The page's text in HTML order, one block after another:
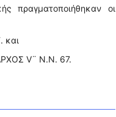
πραγματοποιήθηκαν οι
και
V¨ Ν.Ν. 67.